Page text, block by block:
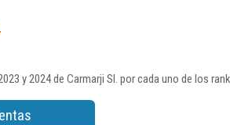
y 2024 de Carmarji Sl. por cada uno de los